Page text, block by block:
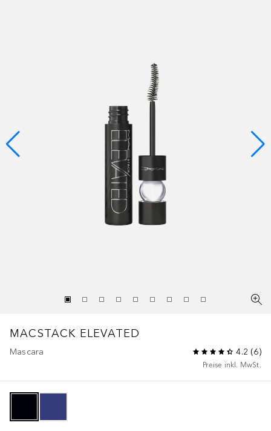
MACSTACK ELEVATED
Mascara 4.2 (6)
Preise inkl. MwSt.